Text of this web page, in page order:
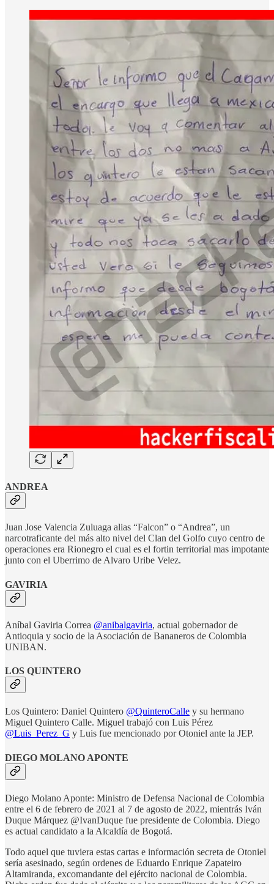
ANDREA
Juan Jose Valencia Zuluaga alias “Falcon” o “Andrea”, un
narcotraficante del más alto nivel del Clan del Golfo cuyo centro de
operaciones era Rionegro el cual es el fortin territorial mas impotante
junto con el Uberrimo de Alvaro Uribe Velez.
GAVIRIA
Aníbal Gaviria Correa @anibalgaviria, actual gobernador de
Antioquia y socio de la Asociación de Bananeros de Colombia
UNIBAN.
LOS QUINTERO
Los Quintero: Daniel Quintero @QuinteroCalle y su hermano
Miguel Quintero Calle. Miguel trabajó con Luis Pérez
@Luis_Perez_G y Luis fue mencionado por Otoniel ante la JEP.
DIEGO MOLANO APONTE
Diego Molano Aponte: Ministro de Defensa Nacional de Colombia
entre el 6 de febrero de 2021 al 7 de agosto de 2022, mientrás Iván
Duque Márquez @IvanDuque fue presidente de Colombia. Diego
es actual candidato a la Alcaldía de Bogotá.
Todo aquel que tuviera estas cartas e información secreta de Otoniel
sería asesinado, según ordenes de Eduardo Enrique Zapateiro
Altamiranda, excomandante del ejército nacional de Colombia.